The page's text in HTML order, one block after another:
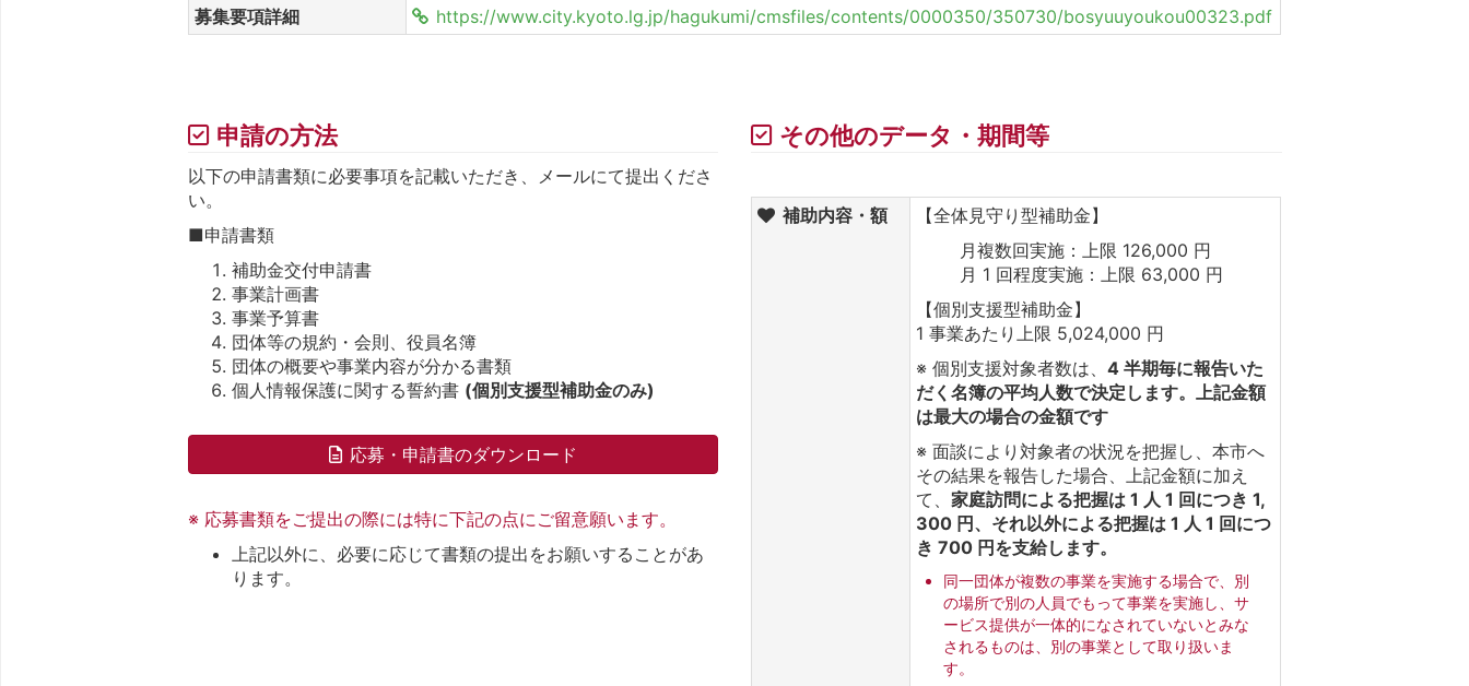
募集要項詳細 https://www.city.kyoto.lg.jp/hagukumi/cmsfiles/contents/0000350/350730/bosyuuyoukou00323.pdf
申請の方法
以下の申請書類に必要事項を記載いただき、メールにて提出くださ
い。
■申請書類
補助金交付申請書
事業計画書
事業予算書
団体等の規約・会則、役員名簿
団体の概要や事業内容が分かる書類
個人情報保護に関する誓約書 (個別支援型補助金のみ)
応募・申請書のダウンロード
※ 応募書類をご提出の際には特に下記の点にご留意願います。
上記以外に、必要に応じて書類の提出をお願いすることがあ
ります。
その他のデータ・期間等
補助内容・額
【全体見守り型補助金】
月複数回実施：上限 126,000 円
月 1 回程度実施：上限 63,000 円
【個別支援型補助金】
1 事業あたり上限 5,024,000 円
※ 個別支援対象者数は、4 半期毎に報告いた
だく名簿の平均人数で決定します。上記金額
は最大の場合の金額です
※ 面談により対象者の状況を把握し、本市へ
その結果を報告した場合、上記金額に加え
て、家庭訪問による把握は 1 人 1 回につき 1,
300 円、それ以外による把握は 1 人 1 回につ
き 700 円を支給します。
同一団体が複数の事業を実施する場合で、別
の場所で別の人員でもって事業を実施し、サ
ービス提供が一体的になされていないとみな
されるものは、別の事業として取り扱いま
す。